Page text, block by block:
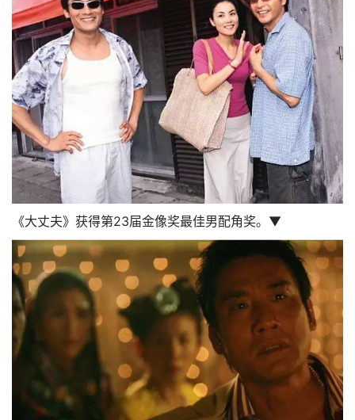
《大丈夫》获得第23届金像奖最佳男配角奖。▼